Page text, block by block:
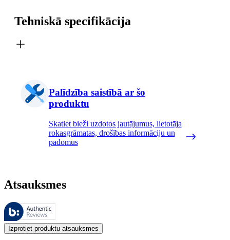
Tehniskā specifikācija
Palīdzība saistībā ar šo
produktu
Skatiet bieži uzdotos jautājumus, lietotāja
rokasgrāmatas, drošības informāciju un
padomus
Atsauksmes
Šīs atsauksmes pārvalda Bazaarvoice, un tās atbilst Bazaarvoice
Klientu viedokļi produktu un zvaigžņu vērtējumu veidā ir noderīgi
Izprotiet produktu atsauksmes